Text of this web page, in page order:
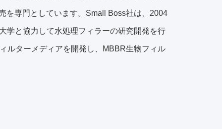
を専門としています。Small Boss社は、2004
学と協力して水処理フィラーの研究開発を行
ルターメディアを開発し、MBBR生物フィル